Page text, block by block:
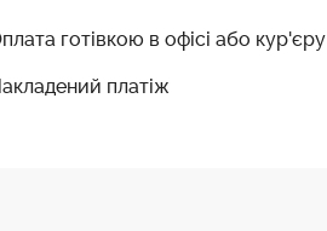
готівкою в офісі або кур'єру
платіж